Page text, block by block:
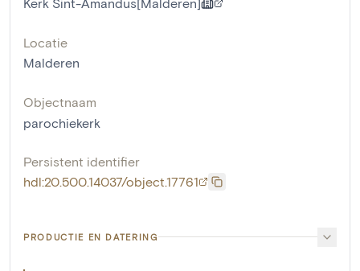
Locatie
Malderen
Objectnaam
parochiekerk
Persistent identifier
hdl:20.500.14037/object.17761
PRODUCTIE EN DATERING